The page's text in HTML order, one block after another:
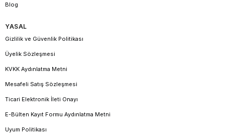
Blog
YASAL
Gizlilik ve Güvenlik Politikası
Üyelik Sözleşmesi
KVKK Aydınlatma Metni
Mesafeli Satış Sözleşmesi
Ticari Elektronik İleti Onayı
E-Bülten Kayıt Formu Aydınlatma Metni
Uyum Politikası